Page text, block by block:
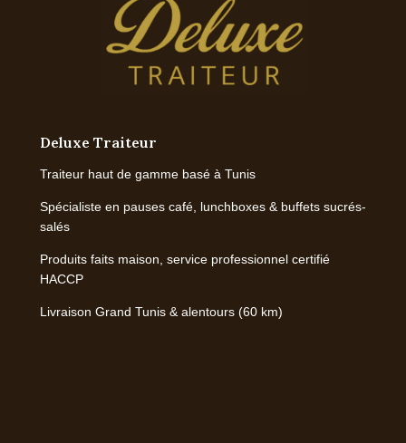
Deluxe Traiteur
Traiteur haut de gamme basé à Tunis
Spécialiste en pauses café, lunchboxes & buffets sucrés-
salés
Produits faits maison, service professionnel certifié
HACCP
Livraison Grand Tunis & alentours (60 km)